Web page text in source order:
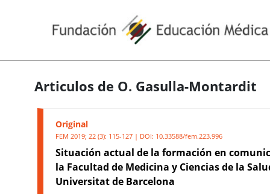
Articulos de O. Gasulla-Montardit
Original
FEM 2019; 22 (3): 115-127 | DOI: 10.33588/fem.223.996
Situación actual de la formación en
la Facultad de Medicina y Ciencias de la
Universitat de Barcelona